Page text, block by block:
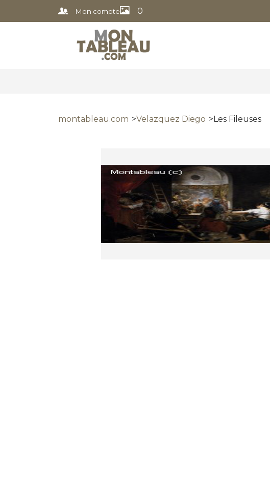
Mon compte 0
montableau.com Velazquez Diego Les Fileuses